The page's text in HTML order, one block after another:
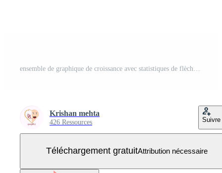
Krishan mehta
426 Ressources Suivre
Téléchargement gratuitAttribution nécessaire